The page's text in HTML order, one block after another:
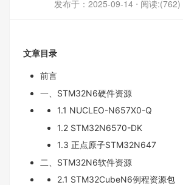
发布于： 2025-09-14 ⋅ 阅读:(762)
文章目录
前言
一、STM32N6硬件资源
1.1 NUCLEO-N657X0-Q
1.2 STM32N6570-DK
1.3 正点原子STM32N647
二、STM32N6软件资源
2.1 STM32CubeN6例程资源包